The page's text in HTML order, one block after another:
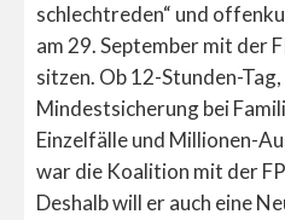
schlechtreden“ und
am 29. September mit der
sitzen. Ob 12-Stunden-
Mindestsicherung bei
Einzelfälle und Millionen-
war die Koalition mit der
Deshalb will er auch eine